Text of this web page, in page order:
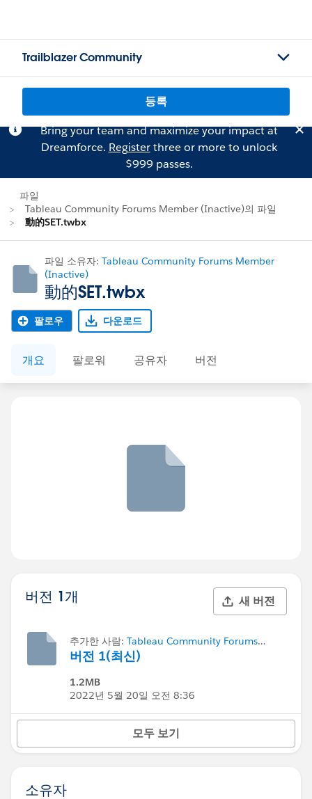
Trailblazer Community
등록
Bring your team and maximize your impact at
Dreamforce. Registerthree or more to unlock
$999 passes.
파일
Tableau Community Forums Member (Inactive)의 파일
動的SET.twbx
파일 소유자: Tableau Community Forums Member
(Inactive)
動的SET.twbx
팔로우 다운로드
개요 팔로워 공유자 버전
버전 1개 새 버전
추가한 사람: Tableau Community Forums
Member (Inactive)
버전 1(최신)
1.2MB
2022년 5월 20일 오전 8:36
모두 보기
소유자